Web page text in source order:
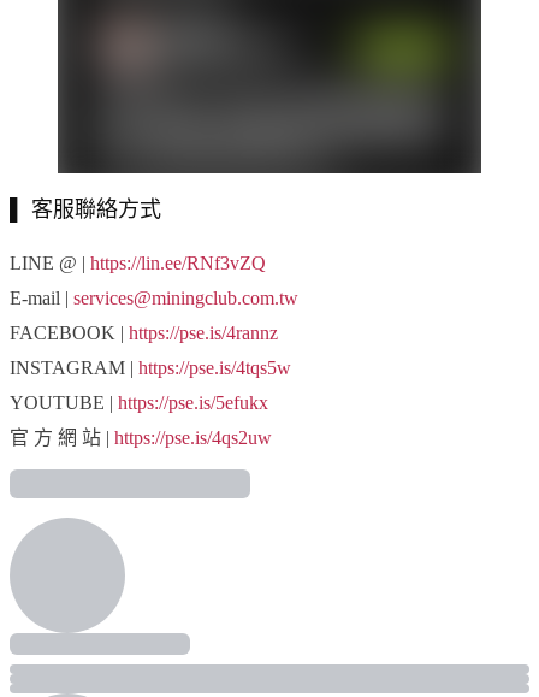
客服聯絡方式
LINE @ | https://lin.ee/RNf3vZQ
E-mail | services@miningclub.com.tw
FACEBOOK | https://pse.is/4rannz
INSTAGRAM | https://pse.is/4tqs5w
YOUTUBE | https://pse.is/5efukx
官 方 網 站 | https://pse.is/4qs2uw